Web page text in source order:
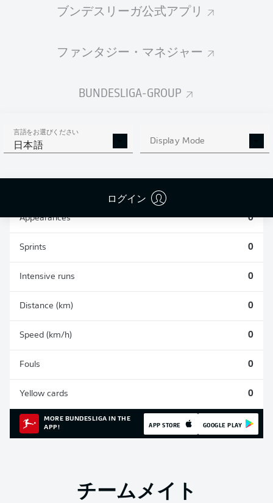
ブンデスリーガ公式アプリ
ファンタジー・マネジャー
BUNDESLIGA-GROUP
言語をお選びください
日本語 Display Mode
ログイン
統計 シーズン 2026/2027
SHOTS SAVED OWN-GOALS
Appearances 0
Sprints 0
Intensive runs 0
Distance (km) 0
Speed (km/h) 0
Fouls 0
Yellow cards 0
MORE BUNDESLIGA IN THE
APP!
APP STORE GOOGLE PLAY
チームメイト